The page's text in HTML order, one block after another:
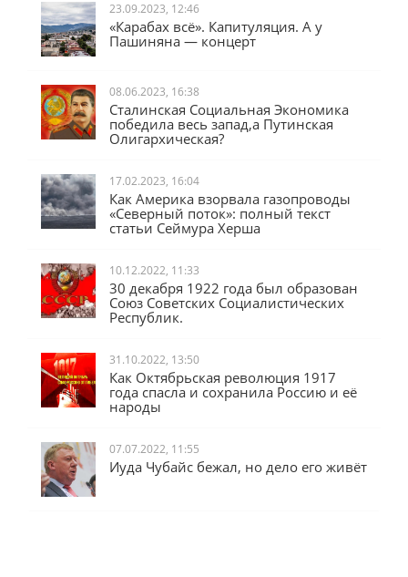
23.09.2023, 12:46
«Карабах всё». Капитуляция. А у
Пашиняна — концерт
08.06.2023, 16:38
Сталинская Социальная Экономика
победила весь запад,а Путинская
Олигархическая?
17.02.2023, 16:04
Как Америка взорвала газопроводы
«Северный поток»: полный текст
статьи Сеймура Херша
10.12.2022, 11:33
30 декабря 1922 года был образован
Союз Советских Социалистических
Республик.
31.10.2022, 13:50
Как Октябрьская революция 1917
года спасла и сохранила Россию и её
народы
07.07.2022, 11:55
Иуда Чубайс бежал, но дело его живёт